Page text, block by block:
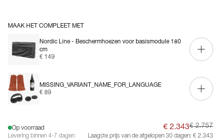
MAAK HET COMPLEET MET
Nordic Line - Beschermhoezen voor basismodule 180
cm
€ 149
MISSING_VARIANT_NAME_FOR_LANGUAGE
€ 89
Op voorraad
Levering binnen 4-7 dagen
€ 2.343€ 2.757
Laagste prijs van de afgelopen 30 dagen: € 2.343